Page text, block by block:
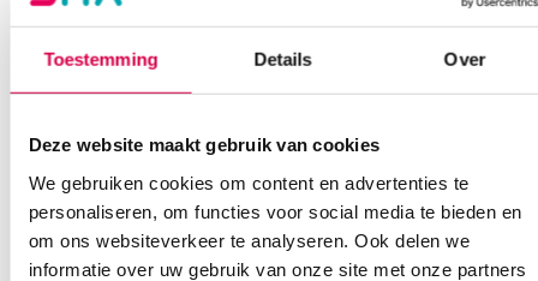
Toestemming Details Over
Deze website maakt gebruik van cookies
We gebruiken cookies om content en advertenties te
personaliseren, om functies voor social media te bieden en
om ons websiteverkeer te analyseren. Ook delen we
informatie over uw gebruik van onze site met onze partners
Ook interessant